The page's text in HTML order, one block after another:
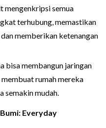
mengenkripsi semua
terhubung, memastikan
memberikan ketenangan
bisa membangun jaringan
rumah mereka
semakin mudah.
Everyday